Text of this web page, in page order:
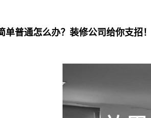
单普通怎么办？装修公司给你支招